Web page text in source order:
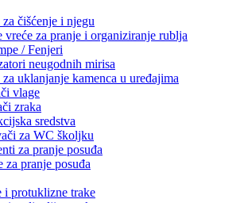
za čišćenje i njegu
vreće za pranje i organiziranje rublja
/ Fenjeri
neugodnih mirisa
za uklanjanje kamenca u uređajima
vlage
zraka
sredstva
za WC školjku
za pranje posuđa
za pranje posuđa
protuklizne trake